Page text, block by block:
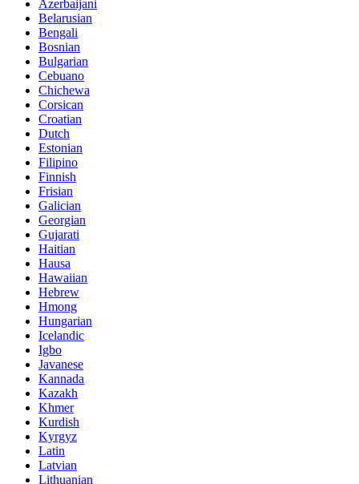
Azerbaijani
Belarusian
Bengali
Bosnian
Bulgarian
Cebuano
Chichewa
Corsican
Croatian
Dutch
Estonian
Filipino
Finnish
Frisian
Galician
Georgian
Gujarati
Haitian
Hausa
Hawaiian
Hebrew
Hmong
Hungarian
Icelandic
Igbo
Javanese
Kannada
Kazakh
Khmer
Kurdish
Kyrgyz
Latin
Latvian
Lithuanian